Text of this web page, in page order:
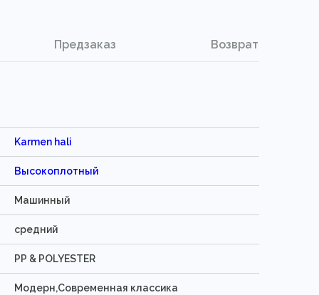
р.
Предзаказ Возврат
Karmen hali
Высокоплотный
Машинный
средний
PP & POLYESTER
Модерн,Современная классика